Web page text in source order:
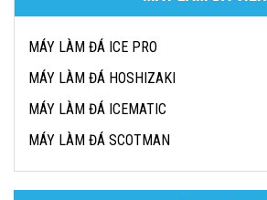
MÁY LÀM ĐÁ ICE PRO
MÁY LÀM ĐÁ HOSHIZAKI
MÁY LÀM ĐÁ ICEMATIC
MÁY LÀM ĐÁ SCOTMAN